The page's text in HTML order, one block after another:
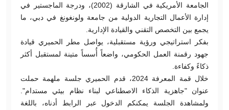
الجامعة الأمريكية في الشارقة (2002)، ودرجة الماجستير في
إدارة الأعمال التجارية الدولية من جامعة ولونغونغ في دبي، ما
يجمع بين التخصص التقني والقيادة الإدارية.
بفكر استراتيجي ورؤية مستقبلية، يواصل مطر الحميري قيادة
جهود رقمنة العمل الحكومي، واضعاً أُسساً متينة لمستقبل أكثر
ذكاءً وكفاءة.
خلال قمة المعرفة 2024، قدم الحميري جلسة ملهمة حملت
عنوان "جاهزية الذكاء الاصطناعي لبناء نظام بيئي مستدام".
ولمشاهدة الجلسة يمكنكم الدخول عبر الرابط أدناه، باللغة